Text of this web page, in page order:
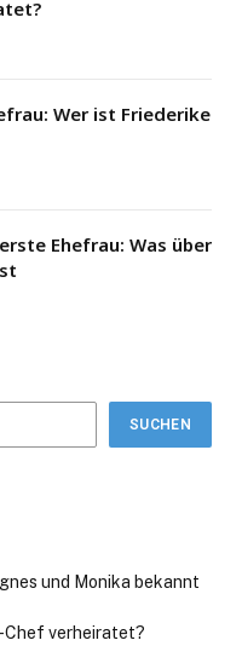
Wer ist Friederike
Ehefrau: Was über
SUCHEN
und Monika bekannt
Chef verheiratet?